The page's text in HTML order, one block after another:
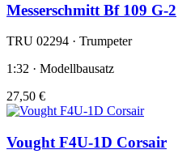
Messerschmitt Bf 109 G-2
TRU 02294 · Trumpeter
1:32 · Modellbausatz
27,50 €
Vought F4U-1D Corsair